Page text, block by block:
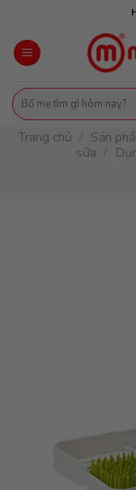
content
Tìm
kiếm:
Trang chủ / Sản
sữa /